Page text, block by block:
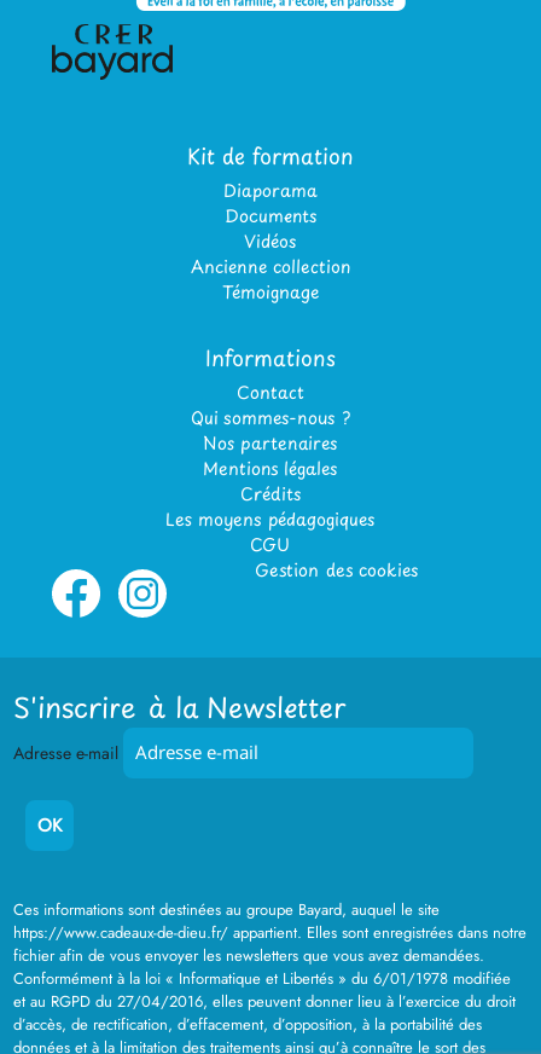
Kit de formation
Diaporama
Documents
Vidéos
Ancienne collection
Témoignage
Informations
Contact
Qui sommes-nous ?
Nos partenaires
Mentions légales
Crédits
Les moyens pédagogiques
CGU
Gestion des cookies
S'inscrire à la Newsletter
Adresse e-mail
Ces informations sont destinées au groupe Bayard, auquel le site
https://www.cadeaux-de-dieu.fr/ appartient. Elles sont enregistrées dans notre
fichier afin de vous envoyer les newsletters que vous avez demandées.
Conformément à la loi « Informatique et Libertés » du 6/01/1978 modifiée
et au RGPD du 27/04/2016, elles peuvent donner lieu à l’exercice du droit
d’accès, de rectification, d’effacement, d’opposition, à la portabilité des
données et à la limitation des traitements ainsi qu’à connaître le sort des